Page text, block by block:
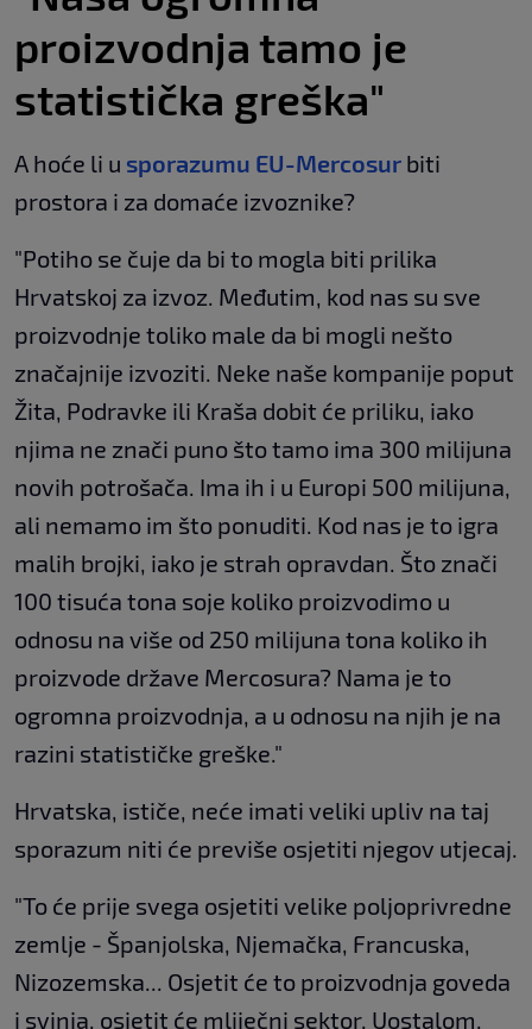
proizvodnja tamo je
statistička greška"
A hoće li u sporazumu EU-Mercosur biti
prostora i za domaće izvoznike?
"Potiho se čuje da bi to mogla biti prilika
Hrvatskoj za izvoz. Međutim, kod nas su sve
proizvodnje toliko male da bi mogli nešto
značajnije izvoziti. Neke naše kompanije poput
Žita, Podravke ili Kraša dobit će priliku, iako
njima ne znači puno što tamo ima 300 milijuna
novih potrošača. Ima ih i u Europi 500 milijuna,
ali nemamo im što ponuditi. Kod nas je to igra
malih brojki, iako je strah opravdan. Što znači
100 tisuća tona soje koliko proizvodimo u
odnosu na više od 250 milijuna tona koliko ih
proizvode države Mercosura? Nama je to
ogromna proizvodnja, a u odnosu na njih je na
razini statističke greške."
Hrvatska, ističe, neće imati veliki upliv na taj
sporazum niti će previše osjetiti njegov utjecaj.
"To će prije svega osjetiti velike poljoprivredne
zemlje - Španjolska, Njemačka, Francuska,
Nizozemska... Osjetit će to proizvodnja goveda
i svinja, osjetit će mliječni sektor. Uostalom,